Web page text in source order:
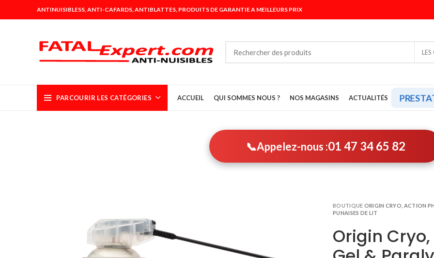
ANTINUISIBLESS, ANTI-CAFARDS, ANTIBLATTES, PRODUITS DE GARANTIE A MEILLEURS PRIX
PARCOURIR LES CATÉGORIES ACCUEIL QUI SOMMES NOUS ? NOS MAGASINS ACTUALITÉS
📞Appelez-nous :01 47 34 65 82
BOUTIQUE ORIGIN CRYO, ACTION
PUNAISES DE LIT
Origin